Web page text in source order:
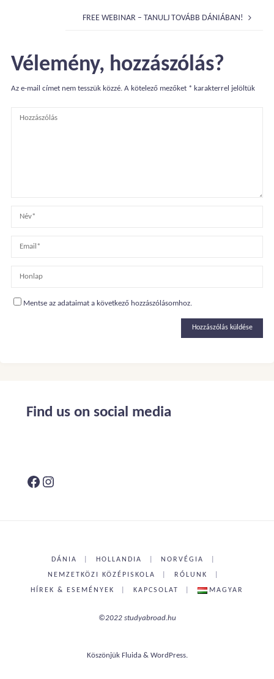
FREE WEBINAR – TANULJ TOVÁBB DÁNIÁBAN!
Vélemény, hozzászólás?
Az e-mail címet nem tesszük közzé. A kötelező mezőket * karakterrel jelöltük
Mentse az adataimat a következő hozzászólásomhoz.
Find us on social media
Facebook
Instagram
DÁNIA HOLLANDIA NORVÉGIA
NEMZETKÖZI KÖZÉPISKOLA RÓLUNK
HÍREK & ESEMÉNYEK KAPCSOLAT MAGYAR
©2022 studyabroad.hu
Köszönjük Fluida& WordPress.